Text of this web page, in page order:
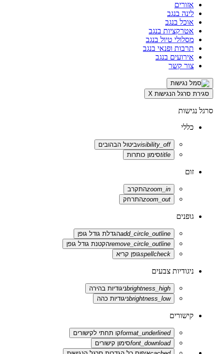
אזורים
לינה בנגב
אוכל בנגב
אטרקציות בנגב
מסלולי טיול בנגב
תרבות ופנאי בנגב
אירועים בנגב
צור קשר
סגירת סרגל הנגישות X
סרגל נגישות
כללי
visibility_offביטול הבהובים
titleסימון כותרות
זום
zoom_inהתקרב
zoom_outהתרחק
גופנים
add_circle_outlineהגדלת גודל גופן
remove_circle_outlineהקטנת גודל גופן
spellcheckגופן קריא
ניגודיות צבעים
brightness_highניגודיות בהירה
brightness_lowניגודיות כהה
קישורים
format_underlinedקו תחתי לקישורים
font_downloadסימון קישורים